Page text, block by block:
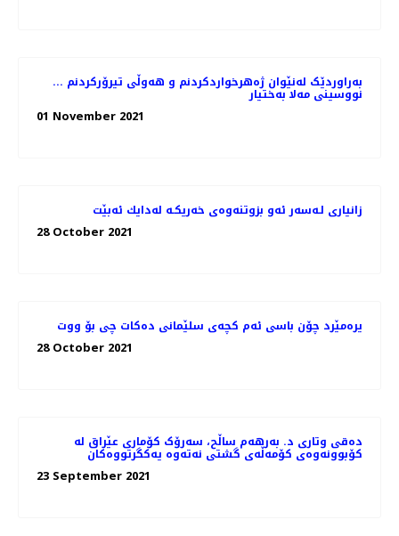
بەراوردێک لەنێوان ژەهرخواردکردنم و هەوڵی تیرۆرکردنم ...
نووسینی مەلا بەختیار
01 November 2021
زانیاری لـەسەر ئەو بزوتنەوەی خەریكـە لەدایك ئەبێت
28 October 2021
یرەمێرد چۆن باسی ئەم كچەی سلێمانی دەكات چی بۆ ووت
28 October 2021
دەقی وتاری د. بەرهەم ساڵح، سەرۆک کۆماری عێراق لە
کۆبوونەوەی کۆمەڵەی گشتی نەتەوە یەکگرتووەکان
23 September 2021